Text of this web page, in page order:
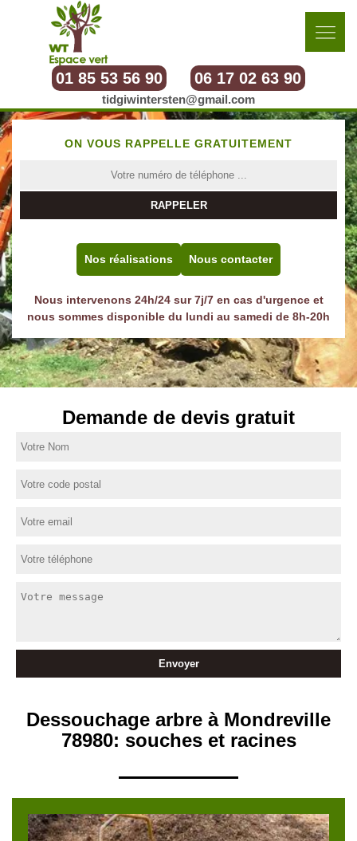
01 85 53 56 90 06 17 02 63 90
tidgiwintersten@gmail.com
ON VOUS RAPPELLE GRATUITEMENT
Nos réalisations Nous contacter
Nous intervenons 24h/24 sur 7j/7 en cas d'urgence et
nous sommes disponible du lundi au samedi de 8h-20h
Demande de devis gratuit
Dessouchage arbre à Mondreville
78980: souches et racines